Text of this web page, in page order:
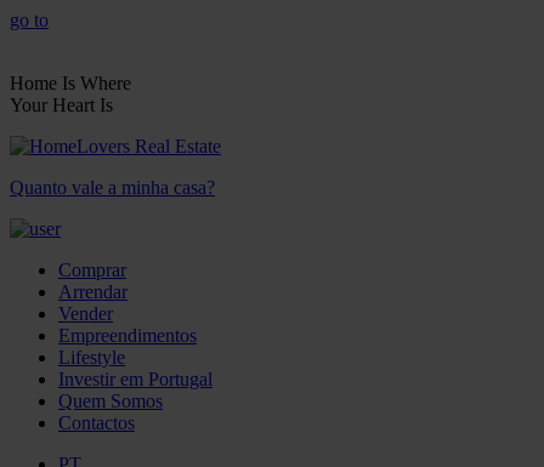
go to
Home Is Where
Your Heart Is
Quanto vale a minha casa?
Comprar
Arrendar
Vender
Empreendimentos
Lifestyle
Investir em Portugal
Quem Somos
Contactos